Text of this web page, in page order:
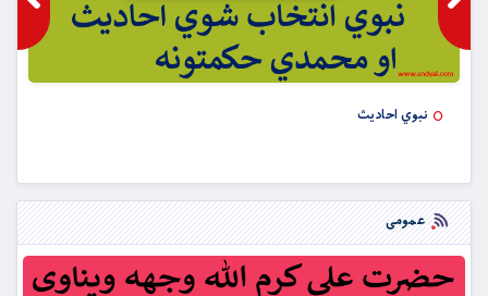
نبوي احادیث
عمومی